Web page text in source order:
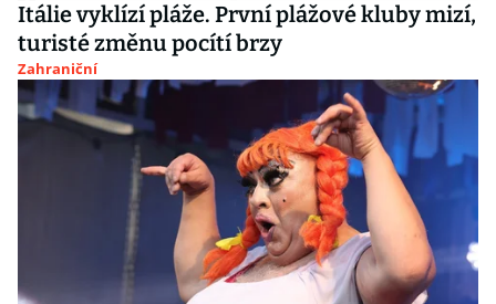
Itálie vyklízí pláže. První plážové kluby mizí,
turisté změnu pocítí brzy
Zahraniční